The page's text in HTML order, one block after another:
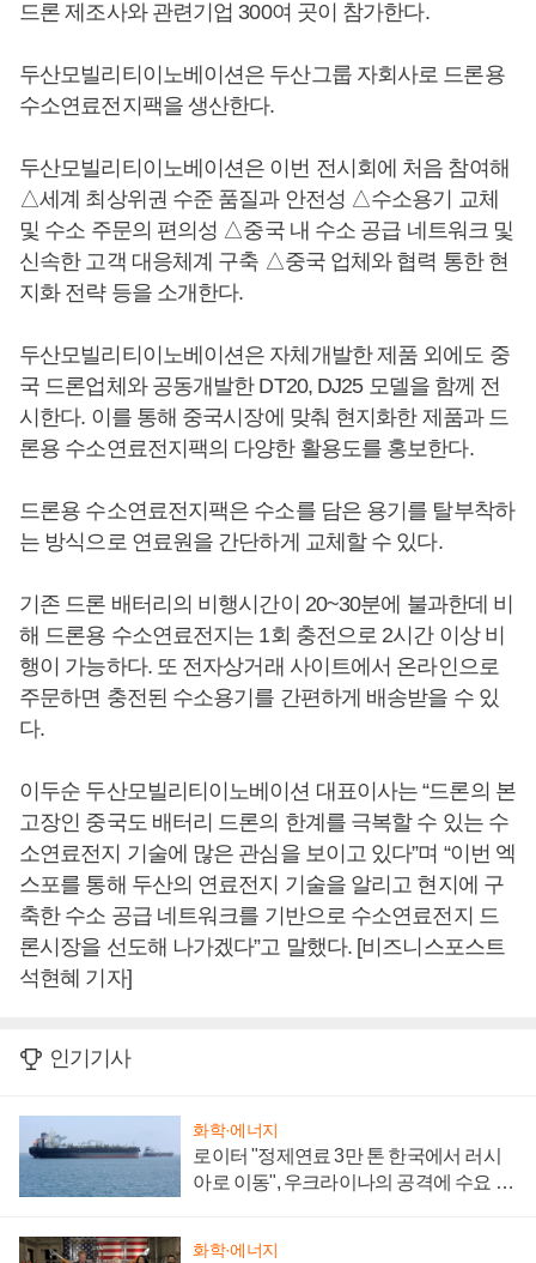
드론 제조사와 관련기업 300여 곳이 참가한다.
두산모빌리티이노베이션은 두산그룹 자회사로 드론용
수소연료전지팩을 생산한다.
두산모빌리티이노베이션은 이번 전시회에 처음 참여해
△세계 최상위권 수준 품질과 안전성 △수소용기 교체
및 수소 주문의 편의성 △중국 내 수소 공급 네트워크 및
신속한 고객 대응체계 구축 △중국 업체와 협력 통한 현
지화 전략 등을 소개한다.
두산모빌리티이노베이션은 자체개발한 제품 외에도 중
국 드론업체와 공동개발한 DT20, DJ25 모델을 함께 전
시한다. 이를 통해 중국시장에 맞춰 현지화한 제품과 드
론용 수소연료전지팩의 다양한 활용도를 홍보한다.
드론용 수소연료전지팩은 수소를 담은 용기를 탈부착하
는 방식으로 연료원을 간단하게 교체할 수 있다.
기존 드론 배터리의 비행시간이 20~30분에 불과한데 비
해 드론용 수소연료전지는 1회 충전으로 2시간 이상 비
행이 가능하다. 또 전자상거래 사이트에서 온라인으로
주문하면 충전된 수소용기를 간편하게 배송받을 수 있
다.
이두순 두산모빌리티이노베이션 대표이사는 “드론의 본
고장인 중국도 배터리 드론의 한계를 극복할 수 있는 수
소연료전지 기술에 많은 관심을 보이고 있다”며 “이번 엑
스포를 통해 두산의 연료전지 기술을 알리고 현지에 구
축한 수소 공급 네트워크를 기반으로 수소연료전지 드
론시장을 선도해 나가겠다”고 말했다. [비즈니스포스트
석현혜 기자]
인기기사
화학·에너지
로이터 "정제연료 3만 톤 한국에서 러시
아로 이동", 우크라이나의 공격에 수요 늘
화학·에너지